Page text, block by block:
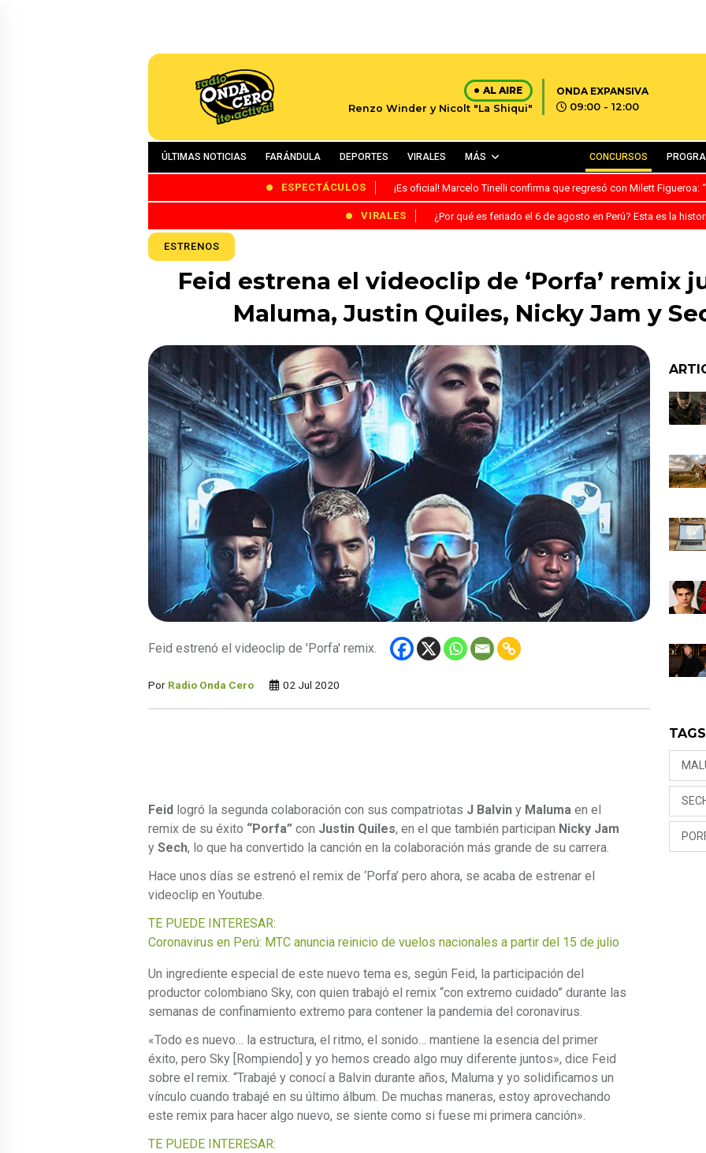
AL AIRE
Renzo Winder y Nicolt "La Shiqui"
ONDA EXPANSIVA
09:00 - 12:00
ÚLTIMAS NOTICIAS FARÁNDULA DEPORTES VIRALES MÁS CONCURSOS
ESPECTÁCULOS ¡Es oficial! Marcelo Tinelli confirma que regresó con Milett Figueroa:
VIRALES ¿Por qué es feriado el 6 de agosto en Perú? Esta es la
ESTRENOS
Feid estrena el videoclip de ‘Porfa’ remix
Maluma, Justin Quiles, Nicky Jam y
Feid estrenó el videoclip de 'Porfa' remix.
Por Radio Onda Cero 02 Jul 2020
Feid logró la segunda colaboración con sus compatriotas J Balvin y Maluma en el
remix de su éxito “Porfa” con Justin Quiles, en el que también participan Nicky Jam
y Sech, lo que ha convertido la canción en la colaboración más grande de su carrera.
Hace unos días se estrenó el remix de ‘Porfa’ pero ahora, se acaba de estrenar el
videoclip en Youtube.
TE PUEDE INTERESAR:
Coronavirus en Perú: MTC anuncia reinicio de vuelos nacionales a partir del 15 de julio
Un ingrediente especial de este nuevo tema es, según Feid, la participación del
productor colombiano Sky, con quien trabajó el remix “con extremo cuidado” durante las
semanas de confinamiento extremo para contener la pandemia del coronavirus.
«Todo es nuevo… la estructura, el ritmo, el sonido… mantiene la esencia del primer
éxito, pero Sky [Rompiendo] y yo hemos creado algo muy diferente juntos», dice Feid
sobre el remix. “Trabajé y conocí a Balvin durante años, Maluma y yo solidificamos un
vínculo cuando trabajé en su último álbum. De muchas maneras, estoy aprovechando
este remix para hacer algo nuevo, se siente como si fuese mi primera canción».
TE PUEDE INTERESAR:
TAGS